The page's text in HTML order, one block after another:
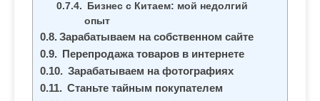
Бизнес с Китаем: мой недолгий
опыт
Зарабатываем на собственном сайте
Перепродажа товаров в интернете
Зарабатываем на фотографиях
Станьте тайным покупателем